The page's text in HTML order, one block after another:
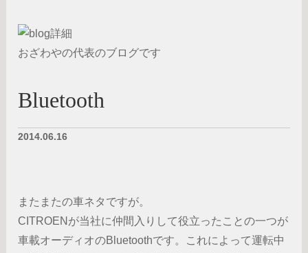
おざわやの代表のブログです
Bluetooth
2014.06.16
またまたの車ネタですが。
CITROENが当社に仲間入りして役立ったことの一つが
車載オーディオのBluetoothです。これによって運転中